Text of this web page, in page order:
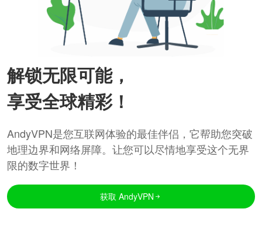
解锁无限可能，
享受全球精彩！
AndyVPN是您互联网体验的最佳伴侣，它帮助您突破
地理边界和网络屏障。让您可以尽情地享受这个无界
限的数字世界！
获取 AndyVPN